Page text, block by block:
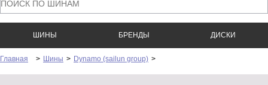
ШИНЫ БРЕНДЫ ДИСКИ
Главная > Шины > Dynamo (sailun group) >